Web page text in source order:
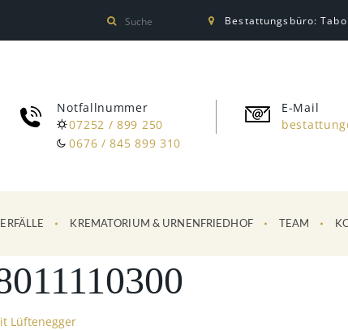
Bestattungsbüro:
Notfallnummer
07252 / 899 250
0676 / 845 899 310
E-Mail
KREMATORIUM & URNENFRIEDHOF TEAM
Lüftenegger